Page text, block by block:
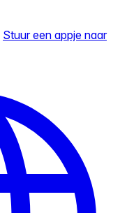
Stuur een appje naar